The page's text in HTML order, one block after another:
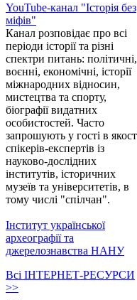
YouTube-канал "Історія без
міфів"
Канал розповідає про всі
періоди історії та різні
спектри питань: політичні,
воєнні, економічні, історії
міжнародних відносин,
мистецтва та спорту,
біографії видатних
особистостей. Часто
запрошують у гості в
спікерів-експертів із
науково-дослідних
інститутів, історичних
музеїв та університетів, в
тому числі "спілчан".
Інститут української
археографії та
джерелознавства НАНУ
Всі ІНТЕРНЕТ-РЕСУРСИ
>>